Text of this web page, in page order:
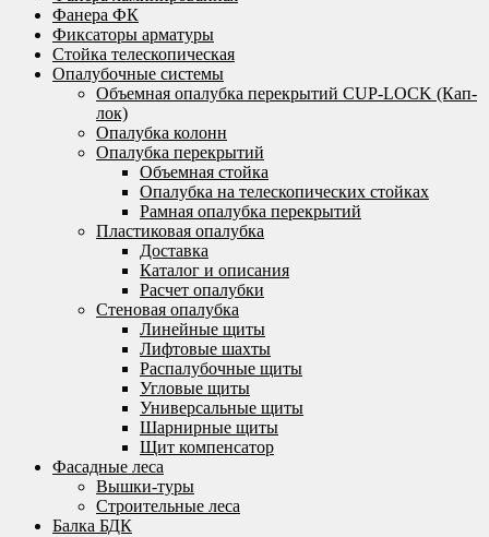
Фанера ФК
Фиксаторы арматуры
Стойка телескопическая
Опалубочные системы
Объемная опалубка перекрытий CUP-LOCK (Кап-
лок)
Опалубка колонн
Опалубка перекрытий
Объемная стойка
Опалубка на телескопических стойках
Рамная опалубка перекрытий
Пластиковая опалубка
Доставка
Каталог и описания
Расчет опалубки
Стеновая опалубка
Линейные щиты
Лифтовые шахты
Распалубочные щиты
Угловые щиты
Универсальные щиты
Шарнирные щиты
Щит компенсатор
Фасадные леса
Вышки-туры
Строительные леса
Балка БДК